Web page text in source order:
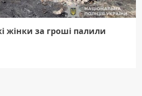
жінки за гроші палили